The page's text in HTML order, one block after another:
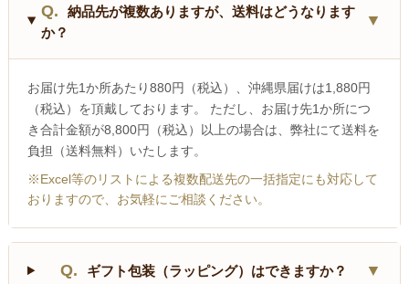
Q.
納品先が複数ありますが、送料はどうなります
か？
▼
お届け先1か所あたり880円（税込）、沖縄県届けは1,880円
（税込）を頂戴しております。 ただし、お届け先1か所につ
き合計金額が8,800円（税込）以上の場合は、弊社にて送料を
負担（送料無料）いたします。
※Excel等のリストによる複数配送先の一括指定にも対応して
おりますので、お気軽にご相談ください。
Q. ギフト包装（ラッピング）はできますか？ ▼